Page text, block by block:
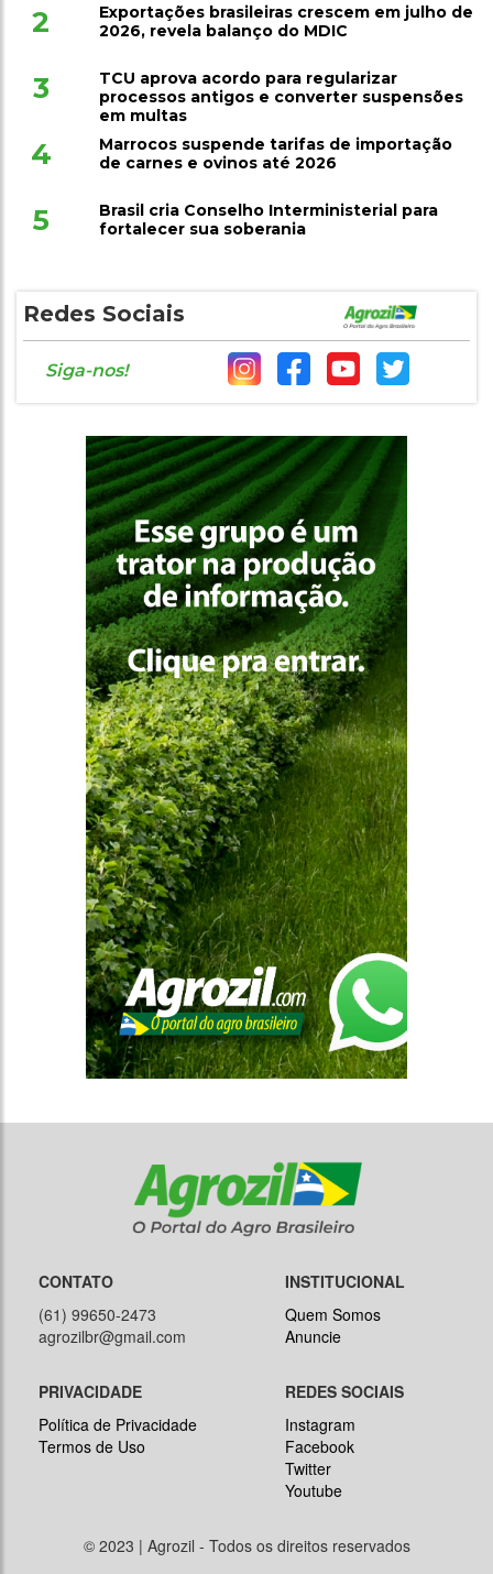
2
Exportações brasileiras crescem em julho de
2026, revela balanço do MDIC
3
TCU aprova acordo para regularizar
processos antigos e converter suspensões
em multas
4
Marrocos suspende tarifas de importação
de carnes e ovinos até 2026
5
Brasil cria Conselho Interministerial para
fortalecer sua soberania
Redes Sociais
Siga-nos!
CONTATO
(61) 99650-2473
agrozilbr@gmail.com
INSTITUCIONAL
Quem Somos
Anuncie
PRIVACIDADE
Política de Privacidade
Termos de Uso
REDES SOCIAIS
Instagram
Facebook
Twitter
Youtube
© 2023 | Agrozil - Todos os direitos reservados